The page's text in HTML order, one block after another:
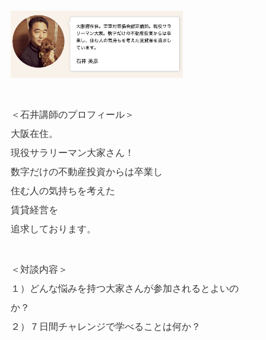
＜石井講師のプロフィール＞
大阪在住。
現役サラリーマン大家さん！
数字だけの不動産投資からは卒業し
住む人の気持ちを考えた
賃貸経営を
追求しております。
＜対談内容＞
１）どんな悩みを持つ大家さんが参加されるとよいの
か？
２）７日間チャレンジで学べることは何か？